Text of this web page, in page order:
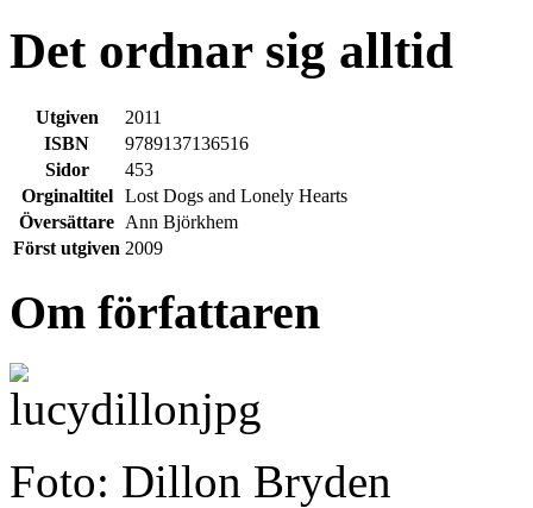
Det ordnar sig alltid
Utgiven
2011
ISBN
9789137136516
Sidor
453
Orginaltitel
Lost Dogs and Lonely Hearts
Översättare Ann Björkhem
Först utgiven 2009
Om författaren
Foto: Dillon Bryden